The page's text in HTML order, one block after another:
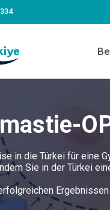
in die Türkei für eine
Sie in der Türkei